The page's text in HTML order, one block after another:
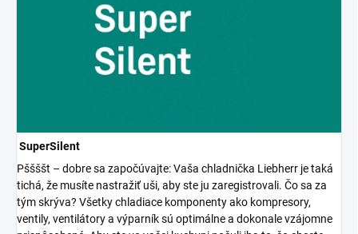
SuperSilent
Pššššt – dobre sa započúvajte: Vaša chladnička Liebherr je taká
tichá, že musíte nastražiť uši, aby ste ju zaregistrovali. Čo sa za
tým skrýva? Všetky chladiace komponenty ako kompresory,
ventily, ventilátory a výparník sú optimálne a dokonale vzájomne